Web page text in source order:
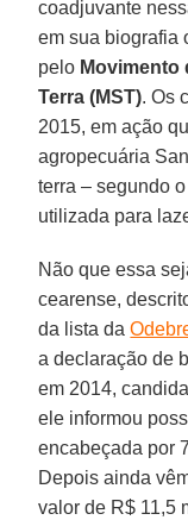
coadjuvante
em sua biografia
pelo Movimento
Terra (MST). Os
2015, em ação
agropecuária
terra – segundo o
utilizada para
Não que essa
cearense,
da lista da
a declaração de
em 2014,
ele informou
encabeçada por
Depois ainda
valor de R$ 11,5